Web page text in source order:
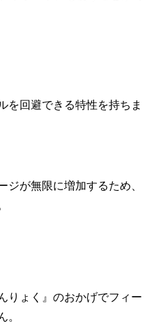
を回避できる特性を持ちま
ジが無限に増加するため、
りょく』のおかげでフィー
。